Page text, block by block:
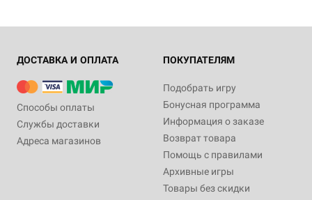
ДОСТАВКА И ОПЛАТА
Способы оплаты
Службы доставки
Адреса магазинов
ПОКУПАТЕЛЯМ
Подобрать игру
Бонусная программа
Информация о заказе
Возврат товара
Помощь с правилами
Архивные игры
Товары без скидки